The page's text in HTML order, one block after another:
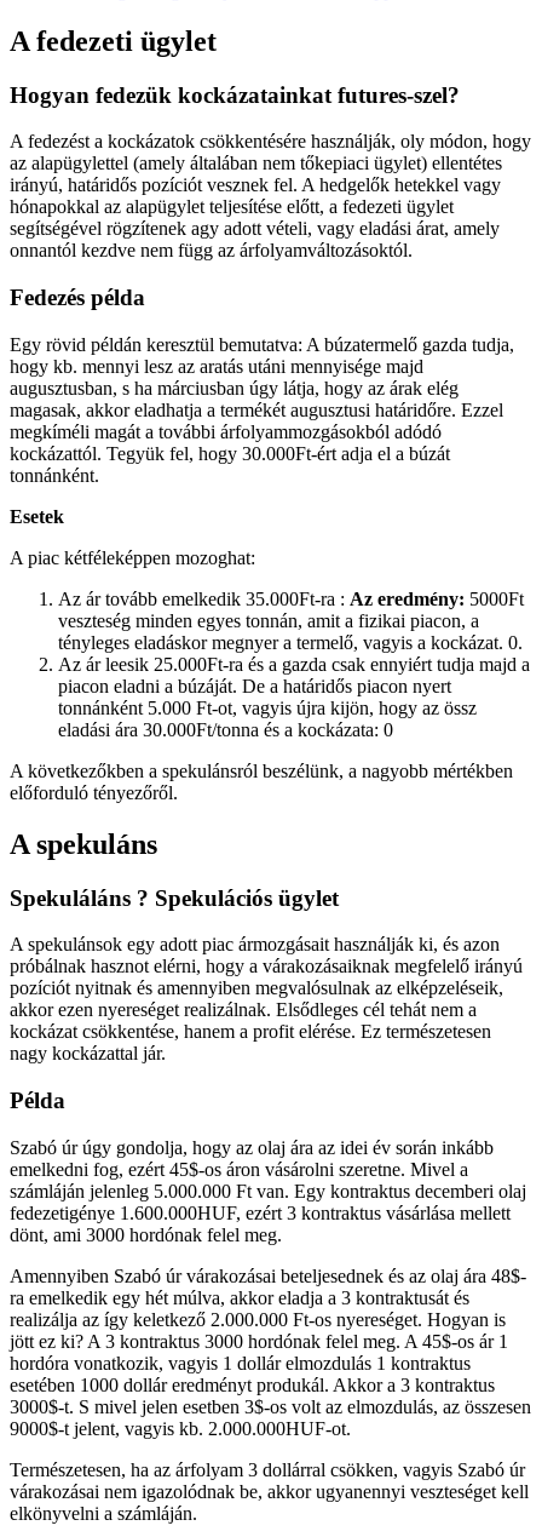
A fedezeti ügylet
Hogyan fedezük kockázatainkat futures-szel?
A fedezést a kockázatok csökkentésére használják, oly módon, hogy
az alapügylettel (amely általában nem tőkepiaci ügylet) ellentétes
irányú, határidős pozíciót vesznek fel. A hedgelők hetekkel vagy
hónapokkal az alapügylet teljesítése előtt, a fedezeti ügylet
segítségével rögzítenek agy adott vételi, vagy eladási árat, amely
onnantól kezdve nem függ az árfolyamváltozásoktól.
Fedezés példa
Egy rövid példán keresztül bemutatva: A búzatermelő gazda tudja,
hogy kb. mennyi lesz az aratás utáni mennyisége majd
augusztusban, s ha márciusban úgy látja, hogy az árak elég
magasak, akkor eladhatja a termékét augusztusi határidőre. Ezzel
megkíméli magát a további árfolyammozgásokból adódó
kockázattól. Tegyük fel, hogy 30.000Ft-ért adja el a búzát
tonnánként.
Esetek
A piac kétféleképpen mozoghat:
Az ár tovább emelkedik 35.000Ft-ra : Az eredmény: 5000Ft
veszteség minden egyes tonnán, amit a fizikai piacon, a
tényleges eladáskor megnyer a termelő, vagyis a kockázat. 0.
Az ár leesik 25.000Ft-ra és a gazda csak ennyiért tudja majd a
piacon eladni a búzáját. De a határidős piacon nyert
tonnánként 5.000 Ft-ot, vagyis újra kijön, hogy az össz
eladási ára 30.000Ft/tonna és a kockázata: 0
A következőkben a spekulánsról beszélünk, a nagyobb mértékben
előforduló tényezőről.
A spekuláns
Spekuláláns ? Spekulációs ügylet
A spekulánsok egy adott piac ármozgásait használják ki, és azon
próbálnak hasznot elérni, hogy a várakozásaiknak megfelelő irányú
pozíciót nyitnak és amennyiben megvalósulnak az elképzeléseik,
akkor ezen nyereséget realizálnak. Elsődleges cél tehát nem a
kockázat csökkentése, hanem a profit elérése. Ez természetesen
nagy kockázattal jár.
Példa
Szabó úr úgy gondolja, hogy az olaj ára az idei év során inkább
emelkedni fog, ezért 45$-os áron vásárolni szeretne. Mivel a
számláján jelenleg 5.000.000 Ft van. Egy kontraktus decemberi olaj
fedezetigénye 1.600.000HUF, ezért 3 kontraktus vásárlása mellett
dönt, ami 3000 hordónak felel meg.
Amennyiben Szabó úr várakozásai beteljesednek és az olaj ára 48$-
ra emelkedik egy hét múlva, akkor eladja a 3 kontraktusát és
realizálja az így keletkező 2.000.000 Ft-os nyereséget. Hogyan is
jött ez ki? A 3 kontraktus 3000 hordónak felel meg. A 45$-os ár 1
hordóra vonatkozik, vagyis 1 dollár elmozdulás 1 kontraktus
esetében 1000 dollár eredményt produkál. Akkor a 3 kontraktus
3000$-t. S mivel jelen esetben 3$-os volt az elmozdulás, az összesen
9000$-t jelent, vagyis kb. 2.000.000HUF-ot.
Természetesen, ha az árfolyam 3 dollárral csökken, vagyis Szabó úr
várakozásai nem igazolódnak be, akkor ugyanennyi veszteséget kell
elkönyvelni a számláján.